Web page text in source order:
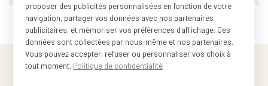
proposer des publicités personnalisées en fonction de votre
navigation, partager vos données avec nos partenaires
publicitaires, et mémoriser vos préférences d'affichage. Ces
données sont collectées par nous-même et nos partenaires.
Vous pouvez accepter, refuser ou personnaliser vos choix à
tout moment. Politique de confidentialité